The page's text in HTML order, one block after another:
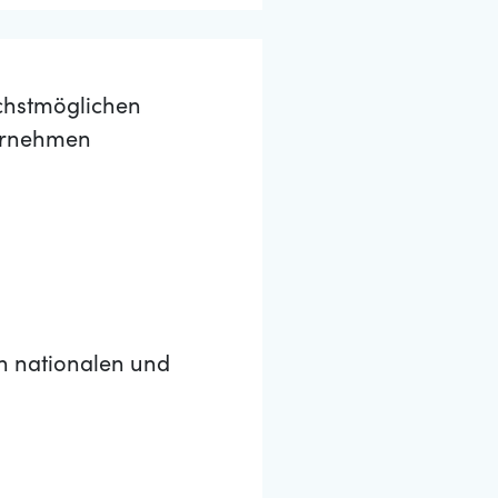
nationalen und